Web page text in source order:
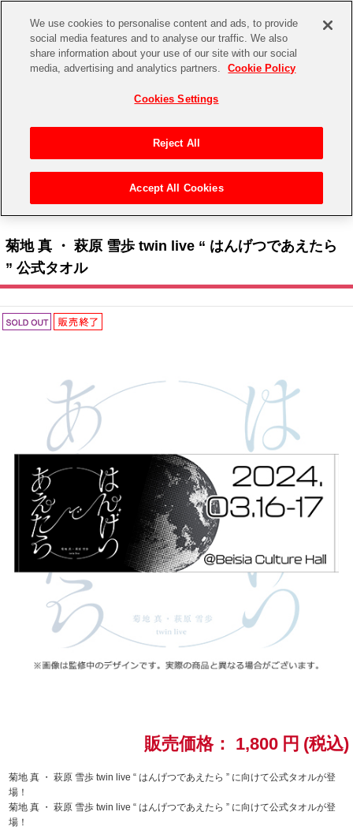
CHANNEL STORE EVENT
ゲーム
その他先行受付
プレミアム会員とは
アイドルマスターシリーズ
アイドルマスター
アイドルマスター SideM
アイドルマスター シャイニーカラーズ
プロジェクトアイマス ヴイアライヴ
テイルズ オブ シリーズ
電音部
鉄拳
太鼓の達人
ACE COMBAT
パックマン
ナムコクラシック
スサノオマジック
ラブライブ！シリーズ
ラブライブ！
イベントグッズ
トイ・ホビー
> 菊地 真 ・ 萩原 雪歩 twin live “ はんげつであえたら ” 公式
菊地 真 ・ 萩原 雪歩 twin live “ はんげつであえたら
” 公式タオル
販売価格： 1,800 円 (税込)
菊地 真 ・ 萩原 雪歩 twin live “ はんげつであえたら ” に向けて公式タオルが登
場！
菊地 真 ・ 萩原 雪歩 twin live “ はんげつであえたら ” に向けて公式タオルが登
場！
We use cookies to personalise content and ads, to provide
social media features and to analyse our traffic. We also
share information about your use of our site with our social
media, advertising and analytics partners.
Cookie Policy
Cookies Settings
Reject All
Accept All Cookies